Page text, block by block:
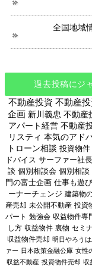
全国地域
過去投稿にジ
不動産投資 不動産
企画 新川義忠 不動産
アパート経営 不動産
リスティ 本気のアド
トローン相談 投資物件
ドバイス サーファー社長
談 個別相談会 個別相談
門の富士企画 仕事も遊
ーナーチェンジ 建築物
産売却 未公開不動産 投資
パート 勉強会 収益物件専
し方 収益物件 裏物 セミ
収益物件売却 明日やろう
ァー 日本政策金融公庫 女性
収益不動産 投資物件売却 収